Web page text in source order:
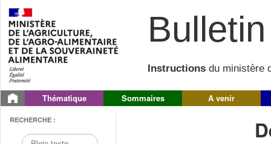
Instructions du ministère
Thématique Sommaires A venir
RECHERCHE :